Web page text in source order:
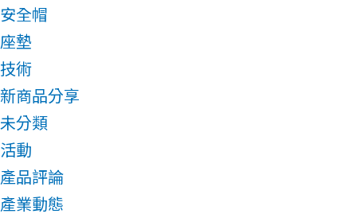
安全帽
座墊
技術
新商品分享
未分類
活動
產品評論
產業動態